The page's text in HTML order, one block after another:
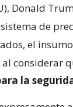
Donald
de
el
al considerar
la